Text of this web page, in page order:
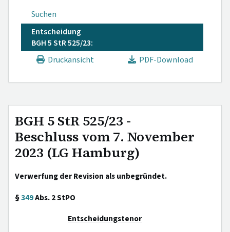
Suchen
Entscheidung
BGH 5 StR 525/23:
Druckansicht
PDF-Download
BGH 5 StR 525/23 -
Beschluss vom 7. November
2023 (LG Hamburg)
Verwerfung der Revision als unbegründet.
§349Abs. 2 StPO
Entscheidungstenor